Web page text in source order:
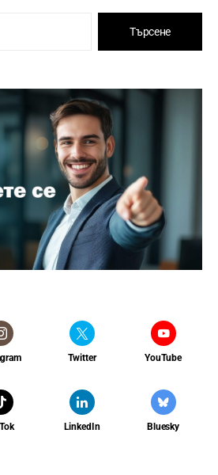
Търсене
Twitter YouTube
LinkedIn Bluesky